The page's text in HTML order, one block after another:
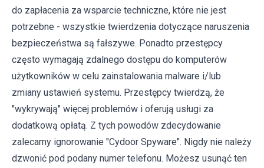
do zapłacenia za wsparcie techniczne, które nie jest
potrzebne - wszystkie twierdzenia dotyczące naruszenia
bezpieczeństwa są fałszywe. Ponadto przestępcy
często wymagają zdalnego dostępu do komputerów
użytkowników w celu zainstalowania malware i/lub
zmiany ustawień systemu. Przestępcy twierdzą, że
"wykrywają" więcej problemów i oferują usługi za
dodatkową opłatą. Z tych powodów zdecydowanie
zalecamy ignorowanie "Cydoor Spyware". Nigdy nie należy
dzwonić pod podany numer telefonu. Możesz usunąć ten